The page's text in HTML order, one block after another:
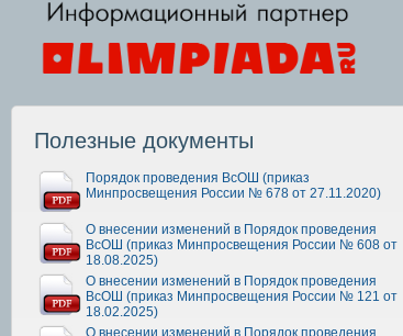
Полезные документы
Порядок проведения ВсОШ (приказ
Минпросвещения России № 678 от 27.11.2020)
О внесении изменений в Порядок проведения
ВсОШ (приказ Минпросвещения России № 608 от
18.08.2025)
О внесении изменений в Порядок проведения
ВсОШ (приказ Минпросвещения России № 121 от
18.02.2025)
О внесении изменений в Порядок проведения